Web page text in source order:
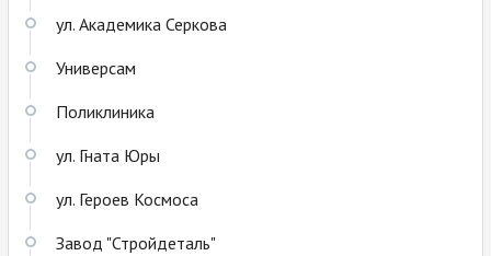
ул. Академика Серкова
Универсам
Поликлиника
ул. Гната Юры
ул. Героев Космоса
Завод "Стройдеталь"